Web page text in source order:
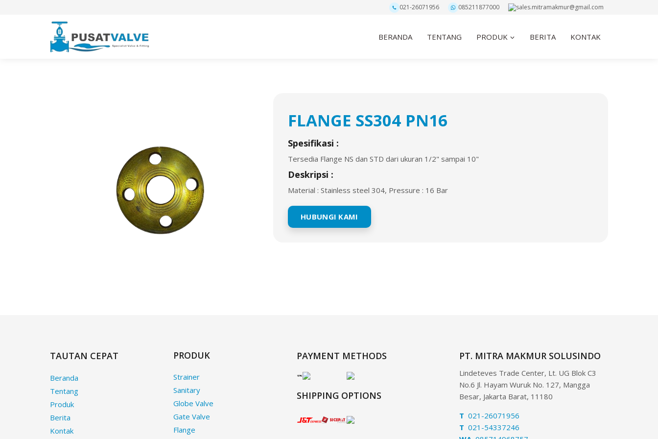
021-26071956 085211877000 sales.mitramakmur@gmail.com
BERANDA TENTANG PRODUK BERITA KONTAK
FLANGE SS304 PN16
Spesifikasi :
Tersedia Flange NS dan STD dari ukuran 1/2" sampai 10"
Deskripsi :
Material : Stainless steel 304, Pressure : 16 Bar
HUBUNGI KAMI
TAUTAN CEPAT
Beranda
Tentang
Produk
Berita
Kontak
PRODUK
Strainer
Sanitary
Globe Valve
Gate Valve
Flange
PAYMENT METHODS
SHIPPING OPTIONS
PT. MITRA MAKMUR SOLUSINDO
Lindeteves Trade Center, Lt. UG Blok C3
No.6 Jl. Hayam Wuruk No. 127, Mangga
Besar, Jakarta Barat, 11180
T 021-26071956
T 021-54337246